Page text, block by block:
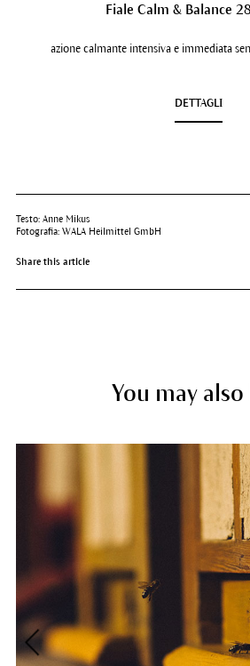
Fiale Calm & Balance
azione calmante intensiva e immediata
DETTAGLI
Testo: Anne Mikus
Fotografia: WALA Heilmittel GmbH
Share this article
You may